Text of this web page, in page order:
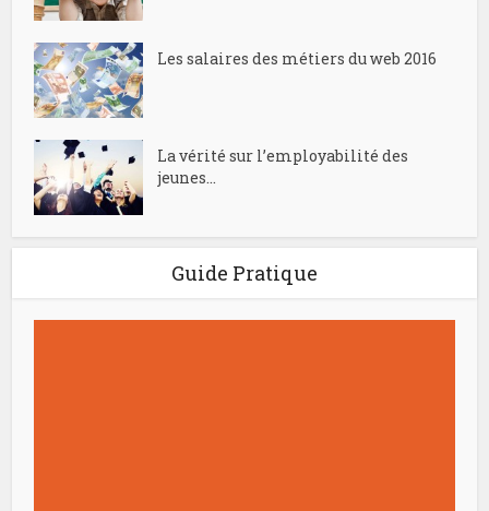
Les salaires des métiers du web 2016
La vérité sur l’employabilité des
jeunes...
Guide Pratique